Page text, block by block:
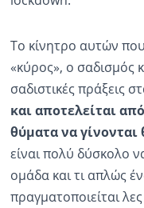
Το κίνητρο αυτών
«κύρος», ο σαδισμός
σαδιστικές πράξεις
και αποτελείται
θύματα να γίνονται
είναι πολύ δύσκολο
ομάδα και τι απλώς
πραγματοποιείται λες